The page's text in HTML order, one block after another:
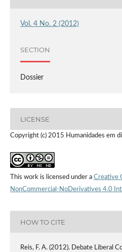
Vol. 4 No. 2 (2012)
SECTION
Dossier
LICENSE
Copyright (c) 2015 Humanidades em
This work is licensed under a Creative
NonCommercial-NoDerivatives 4.0
HOW TO CITE
Reis, F. A. (2012). Debate Liberal